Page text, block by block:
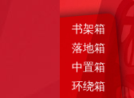
书架箱
落地箱
中置箱
环绕箱